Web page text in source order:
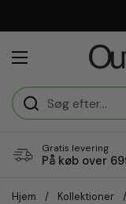
Åbn menuen
Gratis levering
På køb over
Hjem / Kollektioner /